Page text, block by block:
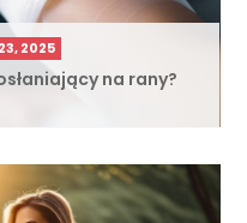
2025
na rany?